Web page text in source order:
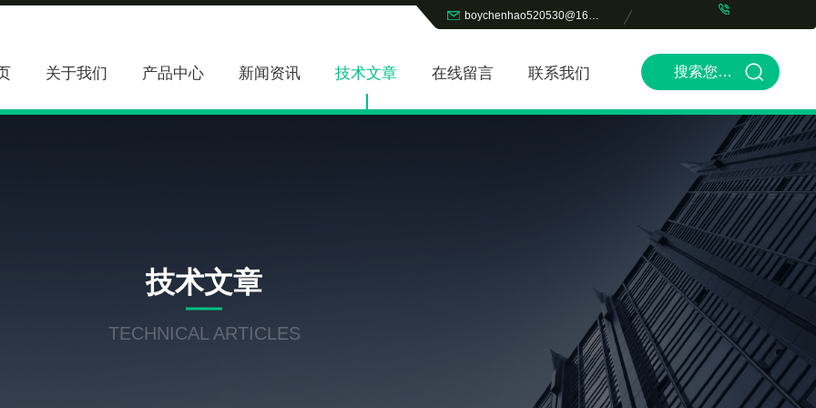
boychenhao520530@163.com
关于我们 产品中心 新闻资讯 技术文章 在线留言 联系我们
技术文章
TECHNICAL ARTICLES